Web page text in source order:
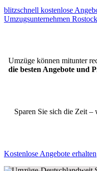
blitzschnell kostenlose
Umzugsunternehmen Rostock
Umzüge können mitunter
die besten Angebote und
Sparen Sie sich die Zeit –
Kostenlose Angebote erhalten